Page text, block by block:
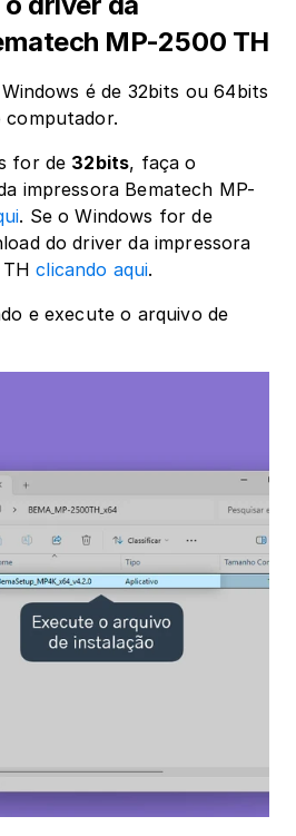
MP-2500 TH
é de 32bits ou 64bits
computador.
for de 32bits, faça o
impressora Bematech MP-
. Se o Windows for de
do driver da impressora
TH clicando aqui.
e execute o arquivo de